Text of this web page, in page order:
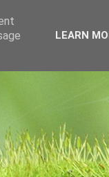
LEARN